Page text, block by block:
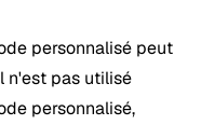
personnalisé peut
n'est pas utilisé
personnalisé,